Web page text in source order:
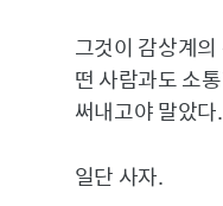
그것이 감상계
떤 사람과도 소
써내고야 말았다.
일단 사자.